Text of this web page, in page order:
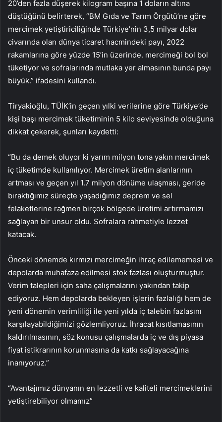
20’den fazla düşerek kilogram başına 1 doların altına
düştüğünü belirterek, “BM Gıda ve Tarım Örgütü’ne göre
mercimek yetiştiriciliğinde Türkiye’nin 3,5 milyar dolar
civarında olan dünya ticaret hacmindeki payı, 2022
rakamlarına göre yüzde 15’in üzerinde. mercimeği bol bol
tüketiyor ve sofralarında mutlaka yer almasının bunda payı
büyük.” ifadesini kullandı.
Tiryakioğlu, TÜİK’in geçen yılki verilerine göre Türkiye’de
kişi başı mercimek tüketiminin 5 kilo seviyesinde olduğuna
dikkat çekerek, şunları kaydetti:
“Bu da demek oluyor ki yarım milyon tona yakın mercimek
iç tüketimde kullanılıyor. Mercimek üretim alanlarının
artması ve geçen yıl 1.7 milyon dönüme ulaşması, geride
bıraktığımız süreçte yaşadığımız deprem ve sel
felaketlerine rağmen birçok bölgede üretimi artırmamızı
sağlayan bir unsur oldu. Sofralara rahmetiyle lezzet
katacak.
Önceki dönemde kırmızı mercimeğin ihraç edilememesi ve
depolarda muhafaza edilmesi stok fazlası oluşturmuştur.
Verim talepleri için saha çalışmalarını yakından takip
ediyoruz. Hem depolarda bekleyen işlerin fazlalığı hem de
yeni dönemin verimliliği ile yeni yılda iç talebin fazlasını
karşılayabildiğimizi gözlemliyoruz. İhracat kısıtlamasının
kaldırılmasının, söz konusu çalışmalarda iç ve dış piyasa
fiyat istikrarının korunmasına da katkı sağlayacağına
inanıyoruz.”
“Avantajımız dünyanın en lezzetli ve kaliteli mercimeklerini
yetiştirebiliyor olmamız”